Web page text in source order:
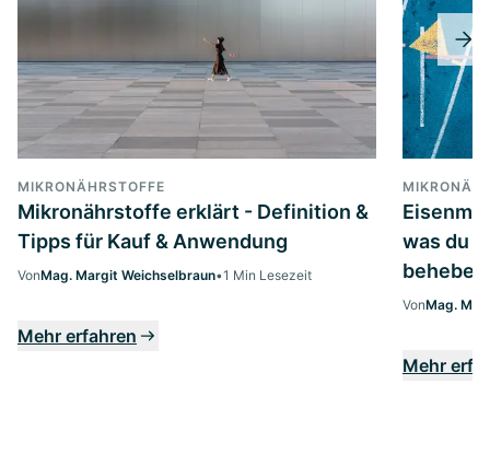
MIKRONÄHRSTOFFE
Mikronährstoffe erklärt - Definition &
Tipps für Kauf & Anwendung
VonMag. Margit Weichselbraun•1 Min Lesezeit
Mehr erfahren
was du
beheben
VonMag.
Mehr